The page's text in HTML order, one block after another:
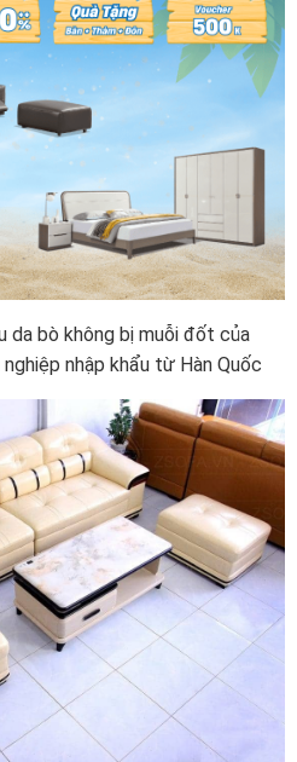
da bò không bị muỗi đốt của
nhập khẩu từ Hàn Quốc